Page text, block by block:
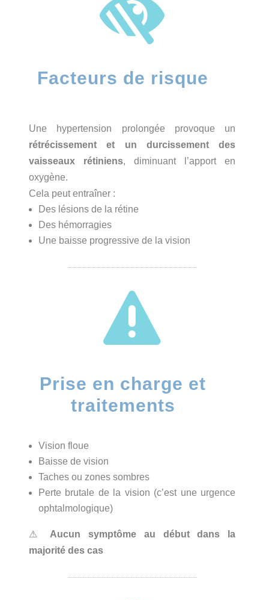

Facteurs de risque
Une hypertension prolongée provoque un
rétrécissement et un durcissement des
vaisseaux rétiniens, diminuant l’apport en
oxygène.
Cela peut entraîner :
Des lésions de la rétine
Des hémorragies
Une baisse progressive de la vision

Prise en charge et
traitements
Vision floue
Baisse de vision
Taches ou zones sombres
Perte brutale de la vision (c’est une urgence
ophtalmologique)
⚠ Aucun symptôme au début dans la
majorité des cas